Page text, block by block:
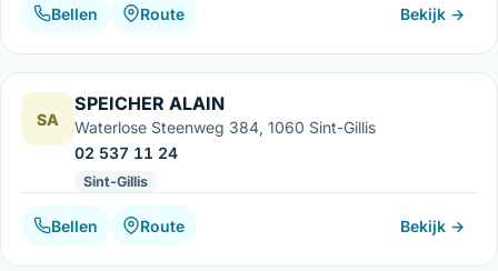
Bellen Route Bekijk →
SA
SPEICHER ALAIN
Waterlose Steenweg 384, 1060 Sint-Gillis
02 537 11 24
Sint-Gillis
Bellen Route Bekijk →